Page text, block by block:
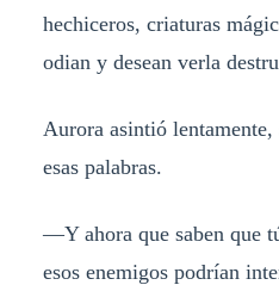
hechiceros, criaturas
odian y desean verla
Aurora asintió
esas palabras.
—Y ahora que saben que
esos enemigos podrían